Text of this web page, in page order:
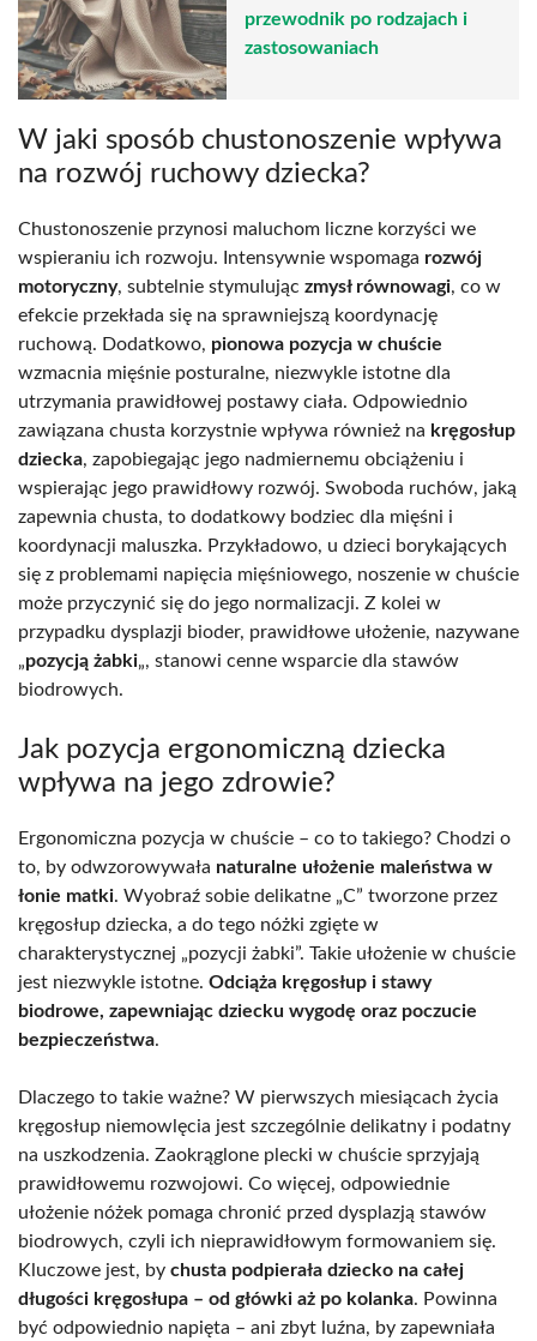
przewodnik po rodzajach i
zastosowaniach
W jaki sposób chustonoszenie wpływa
na rozwój ruchowy dziecka?
Chustonoszenie przynosi maluchom liczne korzyści we
wspieraniu ich rozwoju. Intensywnie wspomaga rozwój
motoryczny, subtelnie stymulując zmysł równowagi, co w
efekcie przekłada się na sprawniejszą koordynację
ruchową. Dodatkowo, pionowa pozycja w chuście
wzmacnia mięśnie posturalne, niezwykle istotne dla
utrzymania prawidłowej postawy ciała. Odpowiednio
zawiązana chusta korzystnie wpływa również na kręgosłup
dziecka, zapobiegając jego nadmiernemu obciążeniu i
wspierając jego prawidłowy rozwój. Swoboda ruchów, jaką
zapewnia chusta, to dodatkowy bodziec dla mięśni i
koordynacji maluszka. Przykładowo, u dzieci borykających
się z problemami napięcia mięśniowego, noszenie w chuście
może przyczynić się do jego normalizacji. Z kolei w
przypadku dysplazji bioder, prawidłowe ułożenie, nazywane
„pozycją żabki„, stanowi cenne wsparcie dla stawów
biodrowych.
Jak pozycja ergonomiczną dziecka
wpływa na jego zdrowie?
Ergonomiczna pozycja w chuście – co to takiego? Chodzi o
to, by odwzorowywała naturalne ułożenie maleństwa w
łonie matki. Wyobraź sobie delikatne „C” tworzone przez
kręgosłup dziecka, a do tego nóżki zgięte w
charakterystycznej „pozycji żabki”. Takie ułożenie w chuście
jest niezwykle istotne. Odciąża kręgosłup i stawy
biodrowe, zapewniając dziecku wygodę oraz poczucie
bezpieczeństwa.
Dlaczego to takie ważne? W pierwszych miesiącach życia
kręgosłup niemowlęcia jest szczególnie delikatny i podatny
na uszkodzenia. Zaokrąglone plecki w chuście sprzyjają
prawidłowemu rozwojowi. Co więcej, odpowiednie
ułożenie nóżek pomaga chronić przed dysplazją stawów
biodrowych, czyli ich nieprawidłowym formowaniem się.
Kluczowe jest, by chusta podpierała dziecko na całej
długości kręgosłupa – od główki aż po kolanka. Powinna
być odpowiednio napięta – ani zbyt luźna, by zapewniała